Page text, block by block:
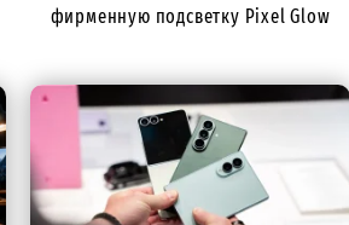
фирменную подсветку Pixel Glow